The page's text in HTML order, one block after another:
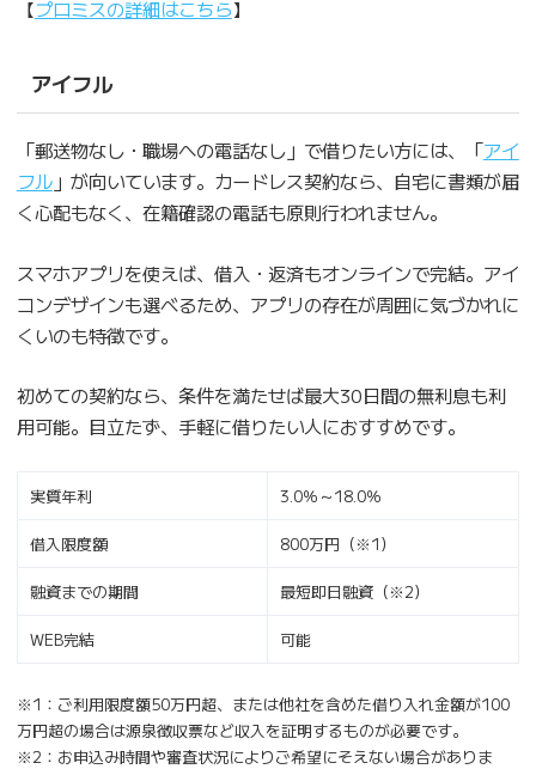
【プロミスの詳細はこちら】
アイフル
「郵送物なし・職場への電話なし」で借りたい方には、「アイ
フル」が向いています。カードレス契約なら、自宅に書類が届
く心配もなく、在籍確認の電話も原則行われません。
スマホアプリを使えば、借入・返済もオンラインで完結。アイ
コンデザインも選べるため、アプリの存在が周囲に気づかれに
くいのも特徴です。
初めての契約なら、条件を満たせば最大30日間の無利息も利
用可能。目立たず、手軽に借りたい人におすすめです。
実質年利 3.0％～18.0％
借入限度額 800万円（※1）
融資までの期間 最短即日融資（※2）
WEB完結 可能
※1：ご利用限度額50万円超、または他社を含めた借り入れ金額が100
万円超の場合は源泉徴収票など収入を証明するものが必要です。
※2：お申込み時間や審査状況によりご希望にそえない場合がありま